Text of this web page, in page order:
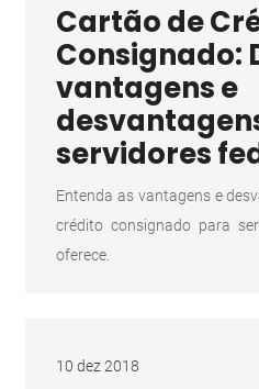
Cartão de
Consignado:
vantagens e
servidores
Entenda as vantagens e
crédito consignado para
oferece.
10 dez 2018